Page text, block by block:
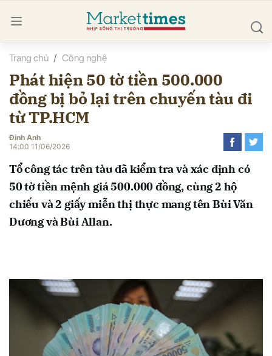
Trang chủ Công nghệ
Phát hiện 50 tờ tiền 500.000
đồng bị bỏ lại trên chuyến tàu đi
từ TP.HCM
Đinh Anh
14:00 11/06/2026
Tổ công tác trên tàu đã kiểm tra và xác định có
50 tờ tiền mệnh giá 500.000 đồng, cùng 2 hộ
chiếu và 2 giấy miễn thị thực mang tên Bùi Văn
Dương và Bùi Allan.
luận